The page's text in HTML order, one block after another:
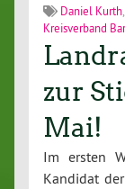
Daniel Kurth,
Kreisverband
zur
Mai!
Im ersten
Kandidat